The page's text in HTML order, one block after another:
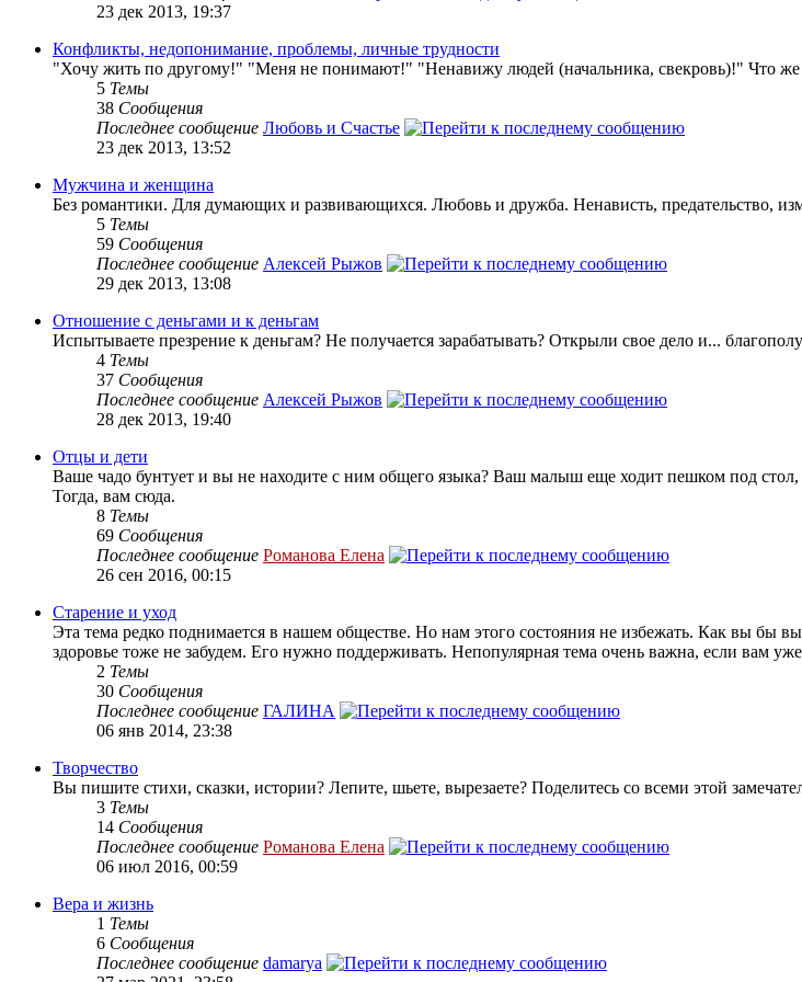
23 дек 2013, 19:37
Конфликты, недопонимание, проблемы, личные трудности
"Хочу жить по другому!" "Меня не понимают!" "Ненавижу людей (начальника, свекровь)!" Что же
5 Темы
38 Сообщения
Последнее сообщение Любовь и Счастье
23 дек 2013, 13:52
Мужчина и женщина
Без романтики. Для думающих и развивающихся. Любовь и дружба. Ненависть, предательство,
5 Темы
59 Сообщения
Последнее сообщение Алексей Рыжов
29 дек 2013, 13:08
Отношение с деньгами и к деньгам
Испытываете презрение к деньгам? Не получается зарабатывать? Открыли свое дело и...
4 Темы
37 Сообщения
Последнее сообщение Алексей Рыжов
28 дек 2013, 19:40
Отцы и дети
Ваше чадо бунтует и вы не находите с ним общего языка? Ваш малыш еще ходит пешком под
Тогда, вам сюда.
8 Темы
69 Сообщения
Последнее сообщение Романова Елена
26 сен 2016, 00:15
Старение и уход
Эта тема редко поднимается в нашем обществе. Но нам этого состояния не избежать. Как вы бы
здоровье тоже не забудем. Его нужно поддерживать. Непопулярная тема очень важна, если вам
2 Темы
30 Сообщения
Последнее сообщение ГАЛИНА
06 янв 2014, 23:38
Творчество
Вы пишите стихи, сказки, истории? Лепите, шьете, вырезаете? Поделитесь со всеми этой
3 Темы
14 Сообщения
Последнее сообщение Романова Елена
06 июл 2016, 00:59
Вера и жизнь
1 Темы
6 Сообщения
Последнее сообщение damarya